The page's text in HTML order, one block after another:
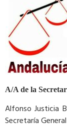
A/A de la
Alfonso Justicia
Secretaría